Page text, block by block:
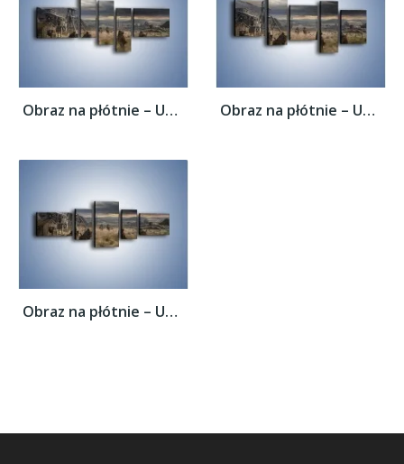
Obraz na płótnie – Uciec przed wrogiem –... Obraz na płótnie – Uciec przed wrogiem –...
Obraz na płótnie – Uciec przed wrogiem –...